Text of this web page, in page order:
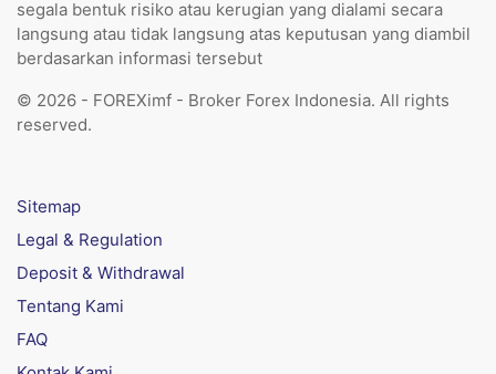
segala bentuk risiko atau kerugian yang dialami secara
langsung atau tidak langsung atas keputusan yang diambil
berdasarkan informasi tersebut
© 2026 - FOREXimf - Broker Forex Indonesia. All rights
reserved.
Sitemap
Legal & Regulation
Deposit & Withdrawal
Tentang Kami
FAQ